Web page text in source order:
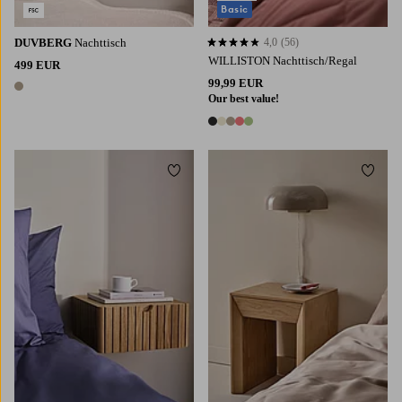
DUVBERG Nachttisch
499 EUR
1 Farbe
WILLISTON Nachttisch/Regal
99,99 EUR
Our best value!
5 Farben
4,0 basierend auf 56 Bewertungen
4,0 (56)
Basic
Zu Favoriten hinzufügen Zu